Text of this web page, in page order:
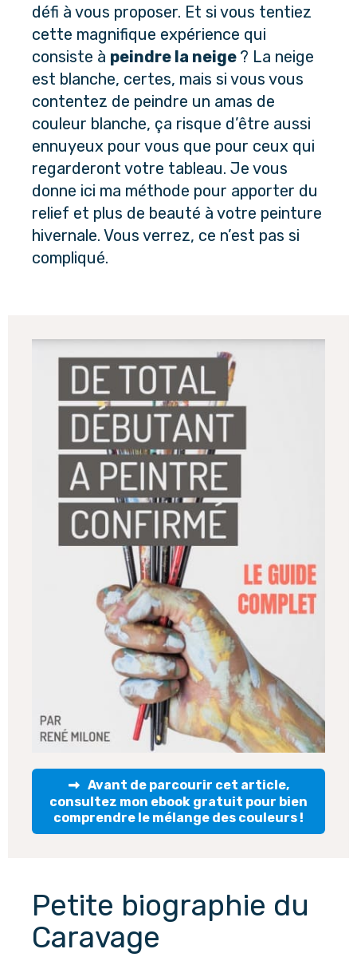
défi à vous proposer. Et si vous tentiez
cette magnifique expérience qui
consiste à peindre la neige ? La neige
est blanche, certes, mais si vous vous
contentez de peindre un amas de
couleur blanche, ça risque d’être aussi
ennuyeux pour vous que pour ceux qui
regarderont votre tableau. Je vous
donne ici ma méthode pour apporter du
relief et plus de beauté à votre peinture
hivernale. Vous verrez, ce n’est pas si
compliqué.
Avant de parcourir cet article,
consultez mon ebook gratuit pour bien
comprendre le mélange des couleurs !
Petite biographie du
Caravage